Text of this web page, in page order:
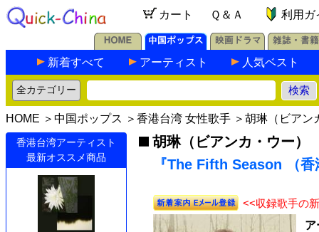
カート Ｑ＆Ａ 利用ガ
新着すべて アーティスト 人気ベスト
HOME ＞ 中国ポップス ＞ 香港台湾 女性歌手 ＞ 胡琳（ビアン
香港台湾アーティスト
最新オススメ商品
胡琳（ビアンカ・ウー）
『The Fifth Season （
<<収録歌手の
ア